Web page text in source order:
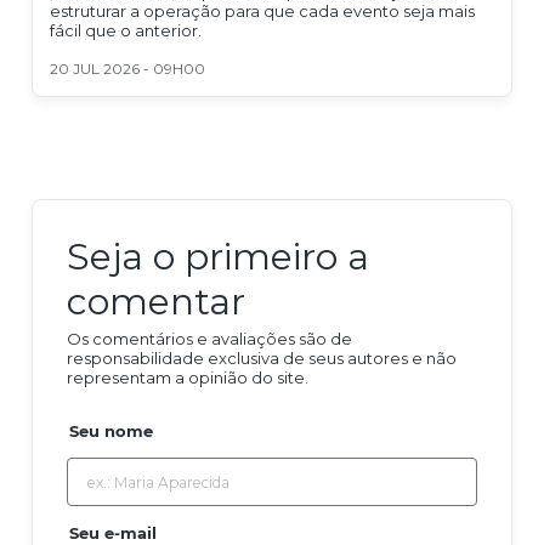
estruturar a operação para que cada evento seja mais
fácil que o anterior.
20 JUL 2026 - 09H00
Seja o primeiro a
comentar
Os comentários e avaliações são de
responsabilidade exclusiva de seus autores e não
representam a opinião do site.
Seu nome
Seu e-mail